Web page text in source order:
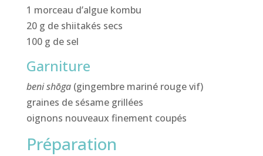
1 morceau d’algue kombu
20 g de shiitakés secs
100 g de sel
Garniture
beni shōga(gingembre mariné rouge vif)
graines de sésame grillées
oignons nouveaux finement coupés
Préparation